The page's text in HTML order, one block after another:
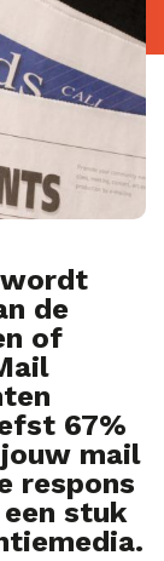
wordt
de
of
67%
mail
respons
stuk